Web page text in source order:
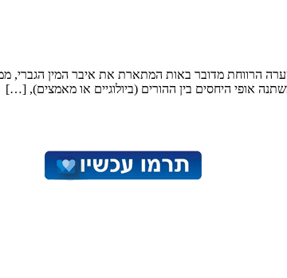
הרווחת מדובר באות המתארת את איבר המין הגברי,
אופי היחסים בין ההורים (ביולוגיים או מאמצים), […]